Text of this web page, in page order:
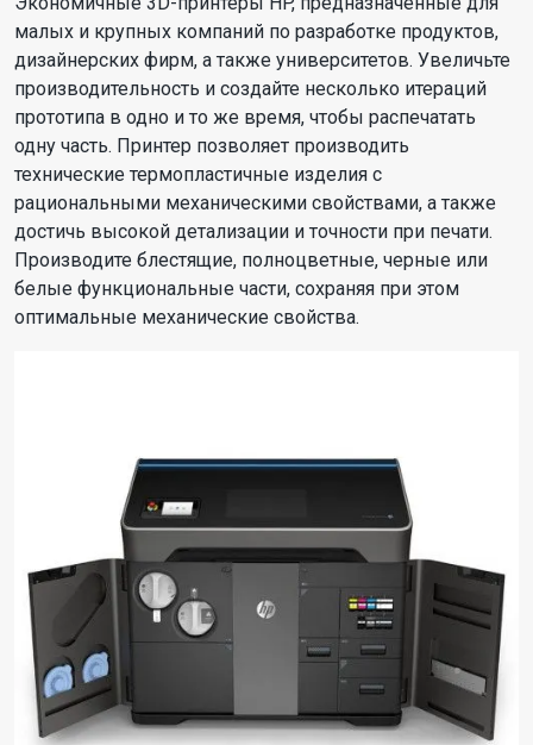
малых и крупных компаний по разработке продуктов,
дизайнерских фирм, а также университетов. Увеличьте
производительность и создайте несколько итераций
прототипа в одно и то же время, чтобы распечатать
одну часть. Принтер позволяет производить
технические термопластичные изделия с
рациональными механическими свойствами, а также
достичь высокой детализации и точности при печати.
Производите блестящие, полноцветные, черные или
белые функциональные части, сохраняя при этом
оптимальные механические свойства.